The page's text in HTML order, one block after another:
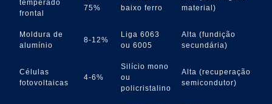
temperado
frontal
75%
baixo ferro
material)
Moldura de
alumínio
8-12%
Liga 6063
ou 6005
Alta (fundição
secundária)
Células
fotovoltaicas
4-6%
Silício mono
ou
policristalino
Alta (recuperação
semicondutor)